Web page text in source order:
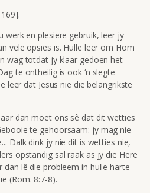
werk en plesiere gebruik, leer jy
vele opsies is. Hulle leer om Hom
wag totdat jy klaar gedoen het
te ontheilig is ook ‘n slegte
leer dat Jesus nie die belangrikste
dan moet ons sê dat dit wetties
te gehoorsaam: jy mag nie
Dalk dink jy nie dit is wetties nie,
opstandig sal raak as jy die Here
dan lê die probleem in hulle harte
(Rom. 8:7-8).